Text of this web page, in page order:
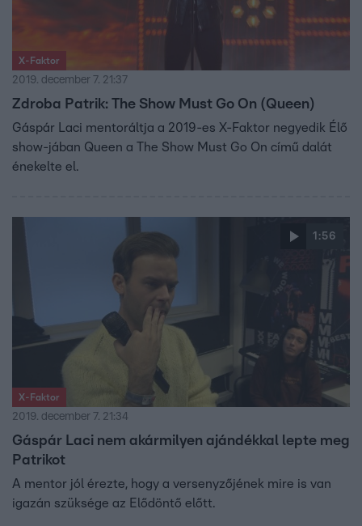
X-Faktor
2019. december 7. 21:37
Zdroba Patrik: The Show Must Go On (Queen)
Gáspár Laci mentoráltja a 2019-es X-Faktor negyedik Élő
show-jában Queen a The Show Must Go On című dalát
énekelte el.
1:56
X-Faktor
2019. december 7. 21:34
Gáspár Laci nem akármilyen ajándékkal lepte meg
Patrikot
A mentor jól érezte, hogy a versenyzőjének mire is van
igazán szüksége az Elődöntő előtt.